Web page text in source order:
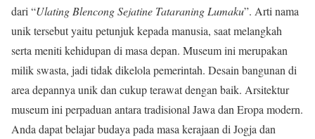
dari “Ulating Blencong Sejatine Tataraning Lumaku”. Arti nama
unik tersebut yaitu petunjuk kepada manusia, saat melangkah
serta meniti kehidupan di masa depan. Museum ini merupakan
milik swasta, jadi tidak dikelola pemerintah. Desain bangunan di
area depannya unik dan cukup terawat dengan baik. Arsitektur
museum ini perpaduan antara tradisional Jawa dan Eropa modern.
Anda dapat belajar budaya pada masa kerajaan di Jogja dan